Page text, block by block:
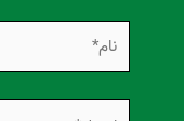
نام*